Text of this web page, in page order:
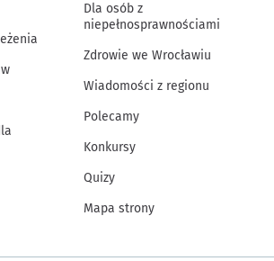
Dla osób z
niepełnosprawnościami
Zdrowie we Wrocławiu
Wiadomości z regionu
Polecamy
Konkursy
Quizy
Mapa strony